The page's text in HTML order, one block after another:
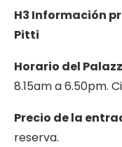
H3 Información
Pitti
Horario del
8.15am a 6.50pm.
Precio de la
reserva.